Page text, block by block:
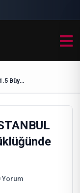
ORMANLI ACIKLARI-ISTANBUL (KARADENIZ) 1.5 Büyüklüğünde Deprem
Yorum